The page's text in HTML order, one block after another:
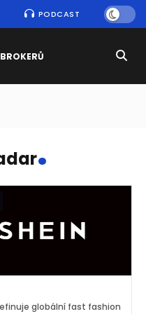
PODCAST
.
globální fast fashion